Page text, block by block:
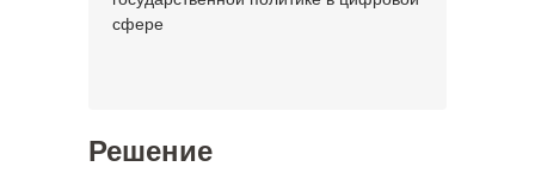
сфере
Решение